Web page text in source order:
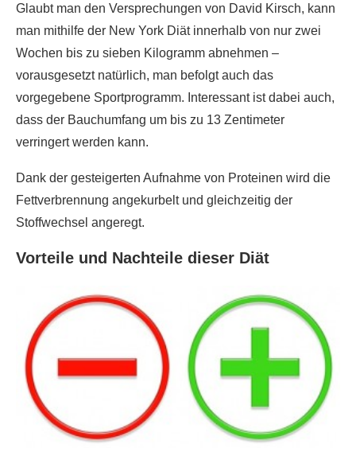
Glaubt man den Versprechungen von David Kirsch, kann
man mithilfe der New York Diät innerhalb von nur zwei
Wochen bis zu sieben Kilogramm abnehmen –
vorausgesetzt natürlich, man befolgt auch das
vorgegebene Sportprogramm. Interessant ist dabei auch,
dass der Bauchumfang um bis zu 13 Zentimeter
verringert werden kann.
Dank der gesteigerten Aufnahme von Proteinen wird die
Fettverbrennung angekurbelt und gleichzeitig der
Stoffwechsel angeregt.
Vorteile und Nachteile dieser Diät